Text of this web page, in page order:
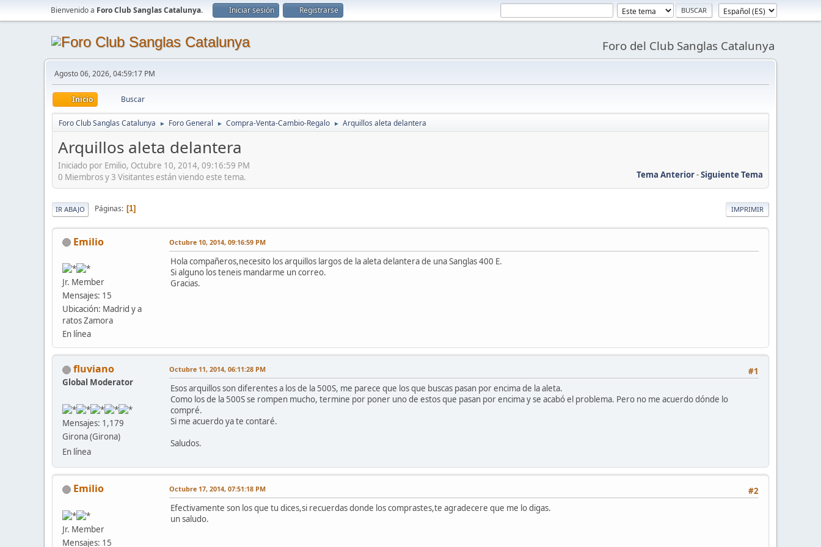
Bienvenido a Foro Club Sanglas Catalunya. Iniciar sesión Registrarse
Foro del Club Sanglas Catalunya
Agosto 06, 2026, 04:59:17 PM
Inicio Buscar
Foro Club Sanglas Catalunya ► Foro General ► Compra-Venta-Cambio-Regalo ► Arquillos aleta delantera
Arquillos aleta delantera
Iniciado por Emilio, Octubre 10, 2014, 09:16:59 PM
Tema Anterior-Siguiente Tema
0 Miembros y 3 Visitantes están viendo este tema.
IMPRIMIR
IR ABAJO Páginas 1
Emilio
Jr. Member
Mensajes: 15
Ubicación: Madrid y a
ratos Zamora
En línea
Octubre 10, 2014, 09:16:59 PM
Hola compañeros,necesito los arquillos largos de la aleta delantera de una Sanglas 400 E.
Si alguno los teneis mandarme un correo.
Gracias.
fluviano
Global Moderator
Mensajes: 1,179
Girona (Girona)
En línea
#1
Octubre 11, 2014, 06:11:28 PM
Esos arquillos son diferentes a los de la 500S, me parece que los que buscas pasan por encima de la aleta.
Como los de la 500S se rompen mucho, termine por poner uno de estos que pasan por encima y se acabó el problema. Pero no me acuerdo dónde lo
compré.
Si me acuerdo ya te contaré.
Saludos.
Emilio
Jr. Member
Mensajes: 15
#2
Octubre 17, 2014, 07:51:18 PM
Efectivamente son los que tu dices,si recuerdas donde los comprastes,te agradecere que me lo digas.
un saludo.